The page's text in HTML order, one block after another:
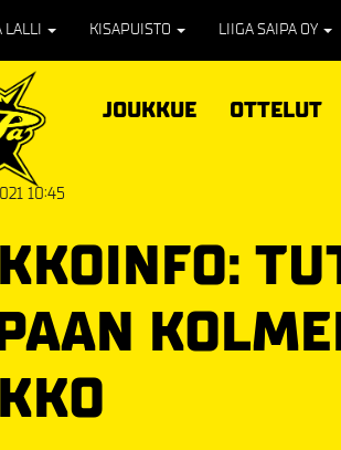
LALLI KISAPUISTO LIIGA SAIPA OY
JOUKKUE OTTELUT
10:45